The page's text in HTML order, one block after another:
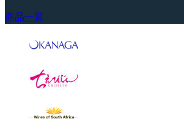
商品一覧